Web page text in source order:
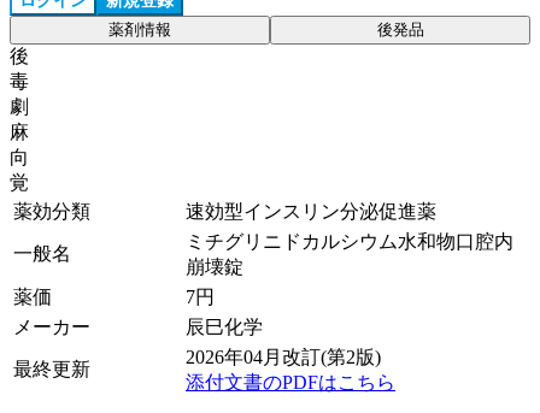
薬剤情報 後発品
後
毒
劇
麻
向
覚
薬効分類
速効型インスリン分泌促進薬
一般名
ミチグリニドカルシウム水和物口腔内
崩壊錠
薬価
7円
メーカー
辰巳化学
最終更新
2026年04月改訂(第2版)
添付文書のPDFはこちら